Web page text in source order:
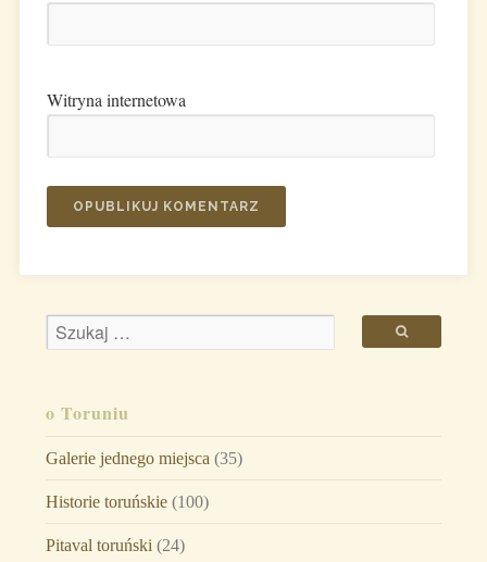
Witryna internetowa
o Toruniu
Galerie jednego miejsca (35)
Historie toruńskie(100)
Pitaval toruński (24)